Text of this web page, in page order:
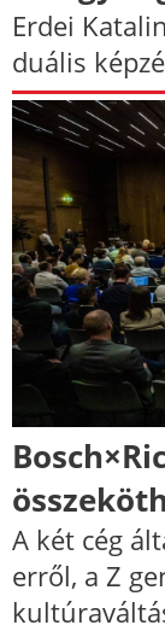
Erdei
duális
A két cég
erről, a Z